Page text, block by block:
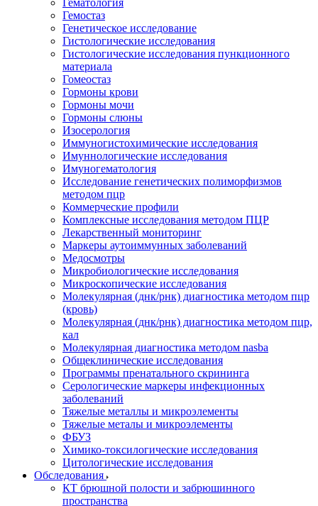
Гематология
Гемостаз
Генетическое исследование
Гистологические исследования
Гистологические исследования пункционного
материала
Гомеостаз
Гормоны крови
Гормоны мочи
Гормоны слюны
Изосерология
Иммуногистохимические исследования
Имуннологические исследования
Имуногематология
Исследование генетических полиморфизмов
методом пцр
Коммерческие профили
Комплексные исследования методом ПЦР
Лекарственный мониторинг
Маркеры аутоиммунных заболеваний
Медосмотры
Микробиологические исследования
Микроскопические исследования
Молекулярная (днк/рнк) диагностика методом пцр
(кровь)
Молекулярная (днк/рнк) диагностика методом пцр,
кал
Молекулярная диагностика методом nasba
Общеклинические исследования
Программы пренатального скрининга
Серологические маркеры инфекционных
заболеваний
Тяжелые металлы и микроэлементы
Тяжелые металы и микроэлементы
ФБУЗ
Химико-токсилогические исследования
Цитологические исследования
Обследования
КТ брюшной полости и забрюшинного
пространства